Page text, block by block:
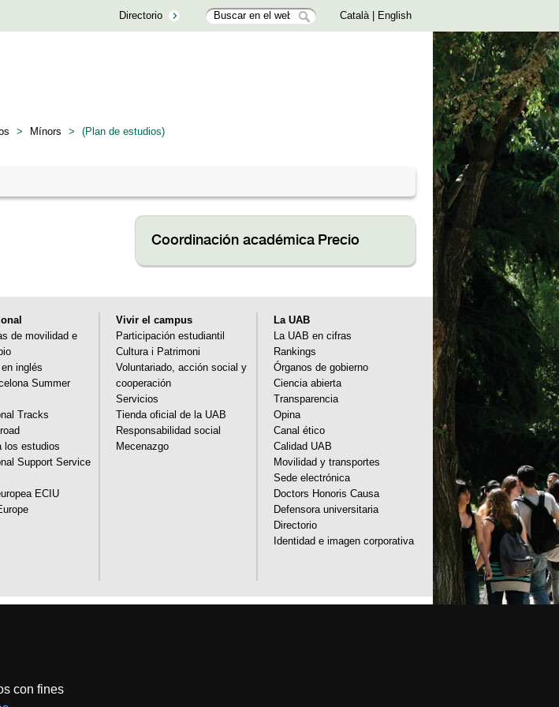
con fines
Català| English
Directorio
> Mínors > (Plan de estudios)
Coordinación académica Precio
de movilidad e
inglés
Summer
Tracks
los estudios
Support Service
ECIU
Vivir el campus
Participación estudiantil
Cultura i Patrimoni
Voluntariado, acción social y
cooperación
Servicios
Tienda oficial de la UAB
Responsabilidad social
Mecenazgo
La UAB
La UAB en cifras
Rankings
Órganos de gobierno
Ciencia abierta
Transparencia
Opina
Canal ético
Calidad UAB
Movilidad y transportes
Sede electrónica
Doctors Honoris Causa
Defensora universitaria
Directorio
Identidad e imagen corporativa
2026 Universitat Autònoma de Barcelona